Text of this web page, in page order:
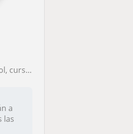
de exámenes
a
las